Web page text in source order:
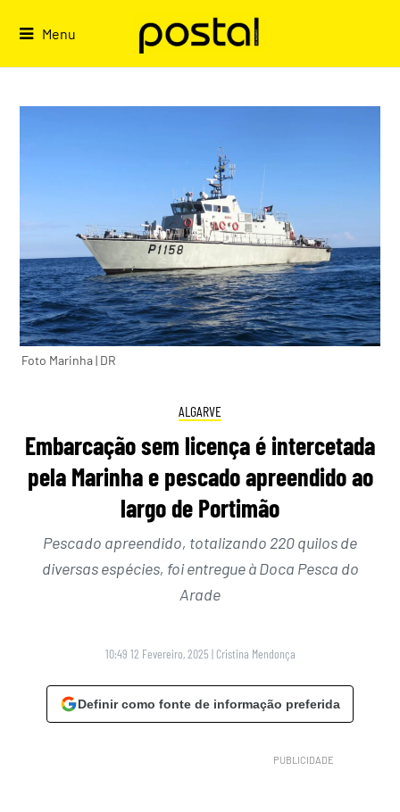
Menu
Foto Marinha | DR
ALGARVE
Embarcação sem licença é intercetada
pela Marinha e pescado apreendido ao
largo de Portimão
Pescado apreendido, totalizando 220 quilos de
diversas espécies, foi entregue à Doca Pesca do
Arade
10:49 12 Fevereiro, 2025 | Cristina Mendonça
Definir como fonte de informação preferida